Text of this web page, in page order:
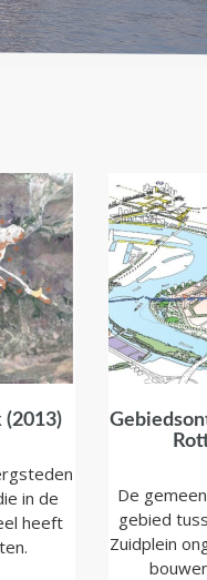
(2013)
in de
heeft
De
gebied
Zuidplein